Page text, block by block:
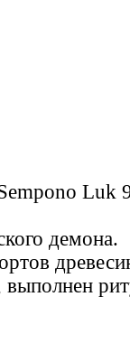
Luk
демона.